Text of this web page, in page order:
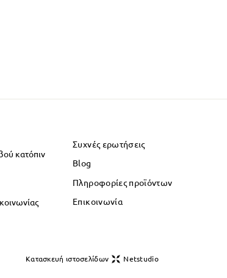
κατόπιν
Συχνές ερωτήσεις
Blog
Πληροφορίες προϊόντων
Επικοινωνία
Κατασκευή ιστοσελίδων Netstudio